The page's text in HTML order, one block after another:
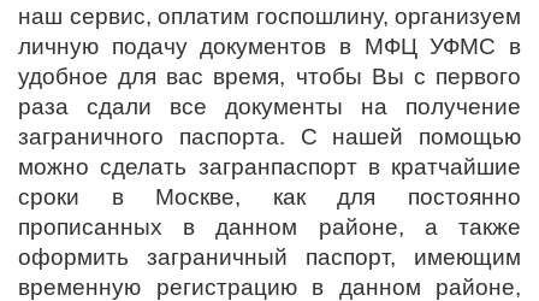
наш сервис, оплатим госпошлину, организуем
личную подачу документов в МФЦ УФМС в
удобное для вас время, чтобы Вы с первого
раза сдали все документы на получение
заграничного паспорта. С нашей помощью
можно сделать загранпаспорт в кратчайшие
сроки в Москве, как для постоянно
прописанных в данном районе, а также
оформить заграничный паспорт, имеющим
временную регистрацию в данном районе,